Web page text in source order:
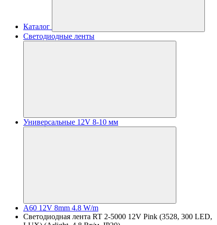
Каталог
Светодиодные ленты
Универсальные 12V 8-10 мм
A60 12V 8mm 4.8 W/m
Светодиодная лента RT 2-5000 12V Pink (3528, 300 LED,